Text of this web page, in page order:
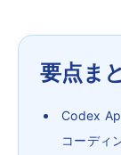
要点ま
Codex
コーディ